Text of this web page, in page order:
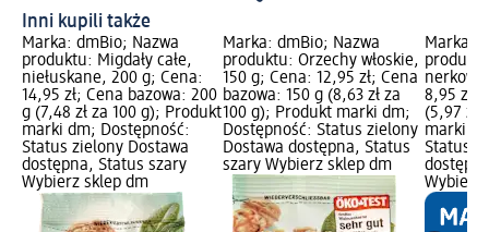
Inni kupili także
Marka: dmBio; Nazwa
produktu: Migdały całe,
niełuskane, 200 g; Cena:
14,95 zł; Cena bazowa: 200
g (7,48 zł za 100 g); Produkt
marki dm; Dostępność:
Status zielony Dostawa
dostępna, Status szary
Wybierz sklep dm
Marka: dmBio; Nazwa
produktu: Orzechy włoskie,
150 g; Cena: 12,95 zł; Cena
bazowa: 150 g (8,63 zł za
100 g); Produkt marki dm;
Dostępność: Status zielony
Dostawa dostępna, Status
szary Wybierz sklep dm
Marka:
8,95 zł;
(5,97 zł
marki
Status
Wybierz